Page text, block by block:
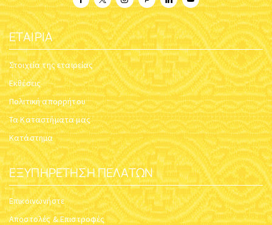
ΕΤΑΙΡΊΑ
Στοιχεία της εταιρείας
Εκθέσεις
Πολιτική απορρήτου
Τα Καταστήματα μας
Κατάστημα
ΕΞΥΠΗΡΈΤΗΣΗ ΠΕΛΑΤΏΝ
Επικοινωνήστε
Αποστολές & Επιστροφές